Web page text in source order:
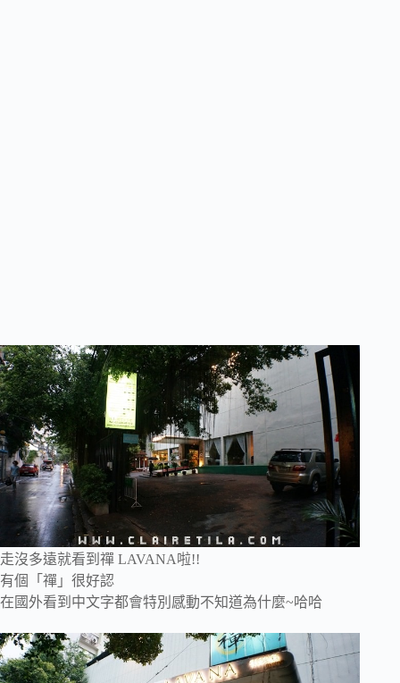
走沒多遠就看到禪 LAVANA啦!!
有個「禪」很好認
在國外看到中文字都會特別感動不知道為什麼~哈哈